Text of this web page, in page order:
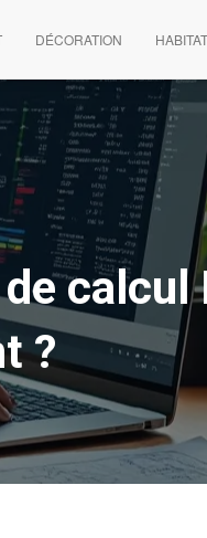
DÉCORATION HABITAT
calcul
?